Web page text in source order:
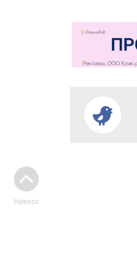
Наверх